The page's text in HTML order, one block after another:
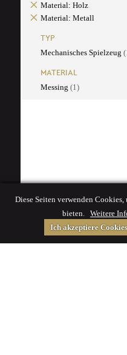
Material: Holz
Material: Metall
TYP
Mechanisches Spielzeug
MATERIAL
Messing (1)
Diese Seiten verwenden Cookies,
bieten. Weitere
Ich akzeptiere Cookies